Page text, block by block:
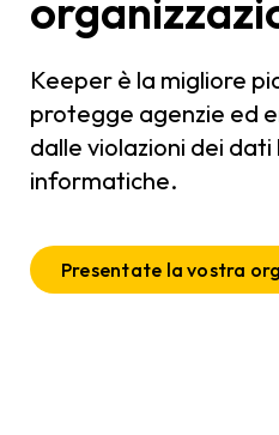
Keeper è la migliore
protegge agenzie ed
dalle violazioni dei
informatiche.
Presentate la vostra